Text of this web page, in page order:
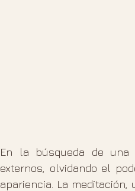
En la búsqueda de una
externos, olvidando el
apariencia. La